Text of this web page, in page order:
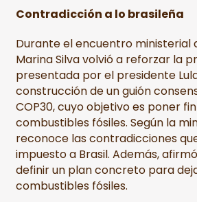
Contradicción a lo brasileña
Durante el encuentro ministerial
Marina Silva volvió a reforzar la
presentada por el presidente
construcción de un guión
COP30, cuyo objetivo es poner
combustibles fósiles. Según la
reconoce las contradicciones
impuesto a Brasil. Además,
definir un plan concreto para
combustibles fósiles.